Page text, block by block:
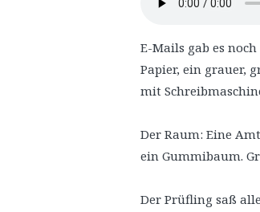
E-Mails gab es
Papier, ein grauer,
mit
Der Raum: Eine
ein Gummibaum.
Der Prüfling saß